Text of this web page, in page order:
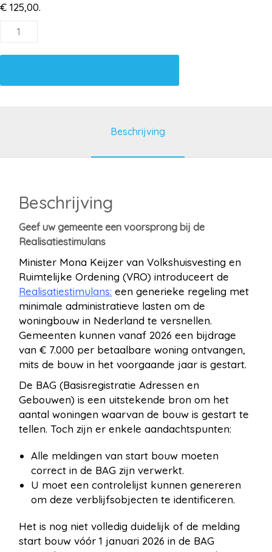
€ 125,00.
Overzichtslijst
de
betaalbare
Beschrijving
Beschrijving
Geef uw gemeente een voorsprong bij de
Realisatiestimulans
Minister Mona Keijzer van Volkshuisvesting en
Ruimtelijke Ordening (VRO) introduceert de
Realisatiestimulans: een generieke regeling met
minimale administratieve lasten om de
woningbouw in Nederland te versnellen.
Gemeenten kunnen vanaf 2026 een bijdrage
van € 7.000 per betaalbare woning ontvangen,
mits de bouw in het voorgaande jaar is gestart.
De BAG (Basisregistratie Adressen en
Gebouwen) is een uitstekende bron om het
aantal woningen waarvan de bouw is gestart te
tellen. Toch zijn er enkele aandachtspunten:
Alle meldingen van start bouw moeten
correct in de BAG zijn verwerkt.
U moet een controlelijst kunnen genereren
om deze verblijfsobjecten te identificeren.
Het is nog niet volledig duidelijk of de melding
start bouw vóór 1 januari 2026 in de BAG